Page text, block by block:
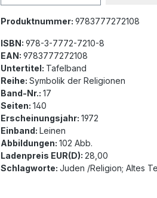
Produktnummer: 9783777272108
ISBN: 978-3-7772-7210-8
EAN: 9783777272108
Untertitel: Tafelband
Reihe: Symbolik der Religionen
Band-Nr.: 17
Seiten: 140
Erscheinungsjahr: 1972
Einband: Leinen
Abbildungen: 102 Abb.
Ladenpreis EUR(D): 28,00
Schlagworte: Juden /Religion; Altes